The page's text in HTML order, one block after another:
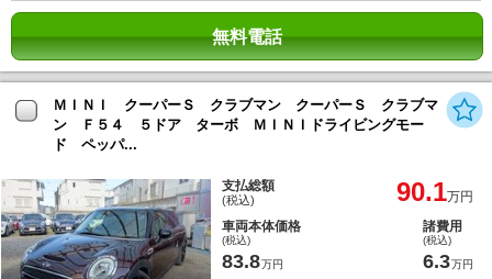
無料電話
ＭＩＮＩ クーパーＳ クラブマン クーパーＳ クラブマ
ン Ｆ５４ ５ドア ターボ ＭＩＮＩドライビングモー
ド ペッパ...
支払総額
(税込) 90.1万円
車両本体価格
(税込)
83.8万円
諸費用
(税込)
6.3万円